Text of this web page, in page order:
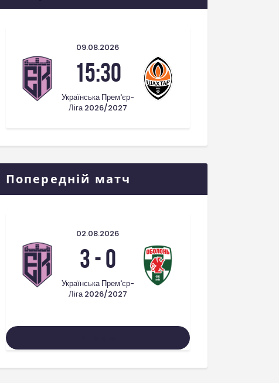
09.08.2026
15:30
Українська Прем'єр-
Ліга 2026/2027
Попередній матч
02.08.2026
3-0
Українська Прем'єр-
Ліга 2026/2027